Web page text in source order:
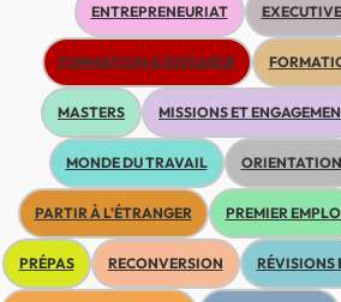
ENTREPRENEURIAT EXECUTIVE
FORMATION À DISTANCE
MASTERS MISSIONS ET
MONDE DU TRAVAIL ORIENTATION
PARTIR À L'ÉTRANGER PREMIER
PRÉPAS RECONVERSION RÉVISIONS